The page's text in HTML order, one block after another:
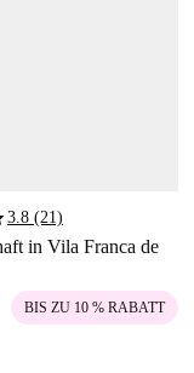
3.8 (21)
in Vila Franca de
BIS ZU 10 % RABATT